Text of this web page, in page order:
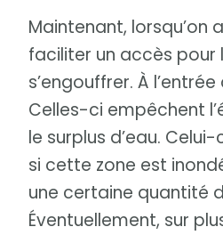
Maintenant,
faciliter un accès pour
s’engouffrer. À
Celles-ci empêchent
le surplus d’eau.
si cette zone est
une certaine quantité
Éventuellement, sur